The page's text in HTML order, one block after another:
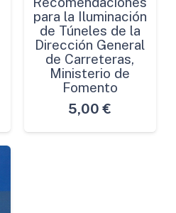
para la Iluminación
de Túneles de la
Dirección General
de Carreteras,
Ministerio de
Fomento
5,00 €